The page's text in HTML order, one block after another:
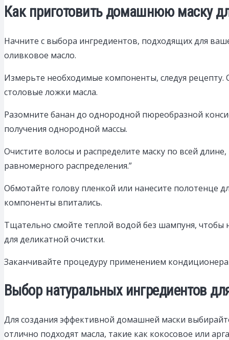
Как приготовить домашнюю маску
Начните с выбора ингредиентов, подходящих для
оливковое масло.
Измерьте необходимые компоненты, следуя
столовые ложки масла.
Разомните банан до однородной пюреобразной
получения однородной массы.
Очистите волосы и распределите маску по всей
равномерного распределения.”
Обмотайте голову пленкой или нанесите полотенце
компоненты впитались.
Тщательно смойте теплой водой без шампуня,
для деликатной очистки.
Заканчивайте процедуру применением
Выбор натуральных ингредиентов
Для создания эффективной домашней маски
отлично подходят масла, такие как кокосовое или